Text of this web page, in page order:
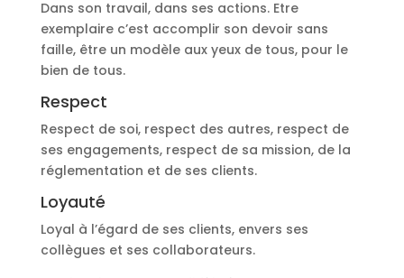
Dans son travail, dans ses actions. Etre
exemplaire c’est accomplir son devoir sans
faille, être un modèle aux yeux de tous, pour le
bien de tous.
Respect
Respect de soi, respect des autres, respect de
ses engagements, respect de sa mission, de la
réglementation et de ses clients.
Loyauté
Loyal à l’égard de ses clients, envers ses
collègues et ses collaborateurs.